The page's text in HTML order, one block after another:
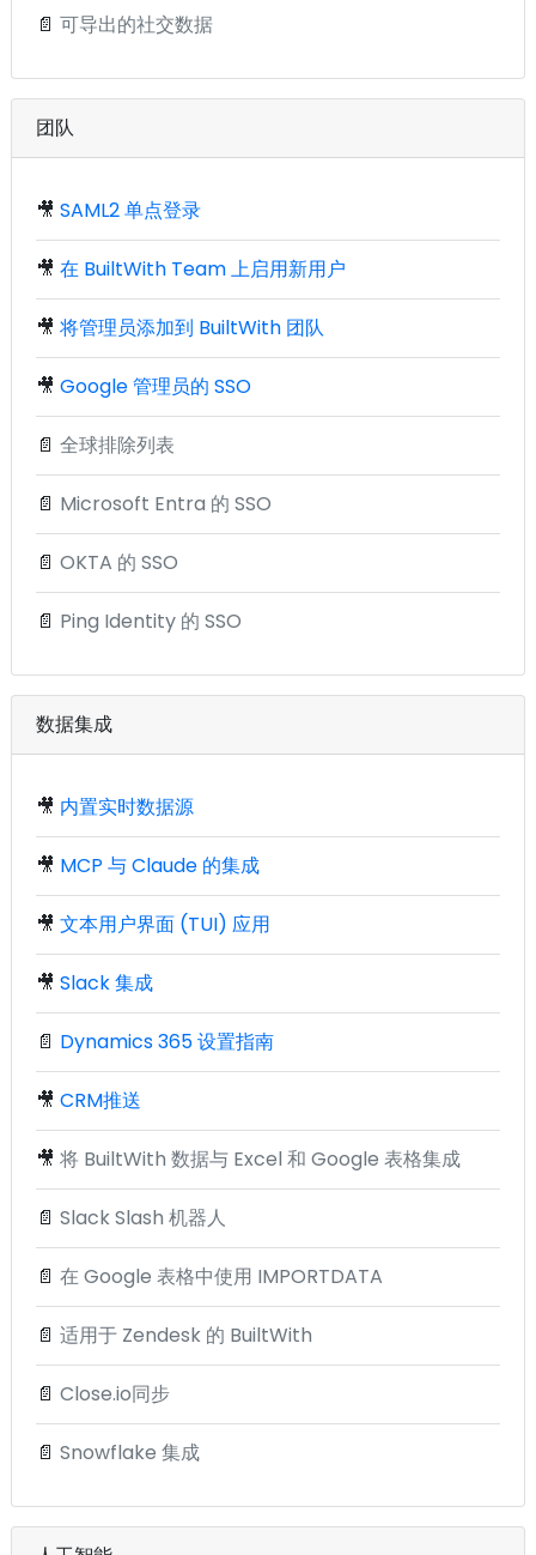
📄 可导出的社交数据
团队
🎥 SAML2 单点登录
🎥 在 BuiltWith Team 上启用新用户
🎥 将管理员添加到 BuiltWith 团队
🎥 Google 管理员的 SSO
📄 全球排除列表
📄 Microsoft Entra 的 SSO
📄 OKTA 的 SSO
📄 Ping Identity 的 SSO
数据集成
🎥 内置实时数据源
🎥 MCP 与 Claude 的集成
🎥 文本用户界面 (TUI) 应用
🎥 Slack 集成
📄 Dynamics 365 设置指南
🎥 CRM推送
🎥 将 BuiltWith 数据与 Excel 和 Google 表格集成
📄 Slack Slash 机器人
📄 在 Google 表格中使用 IMPORTDATA
📄 适用于 Zendesk 的 BuiltWith
📄 Close.io同步
📄 Snowflake 集成